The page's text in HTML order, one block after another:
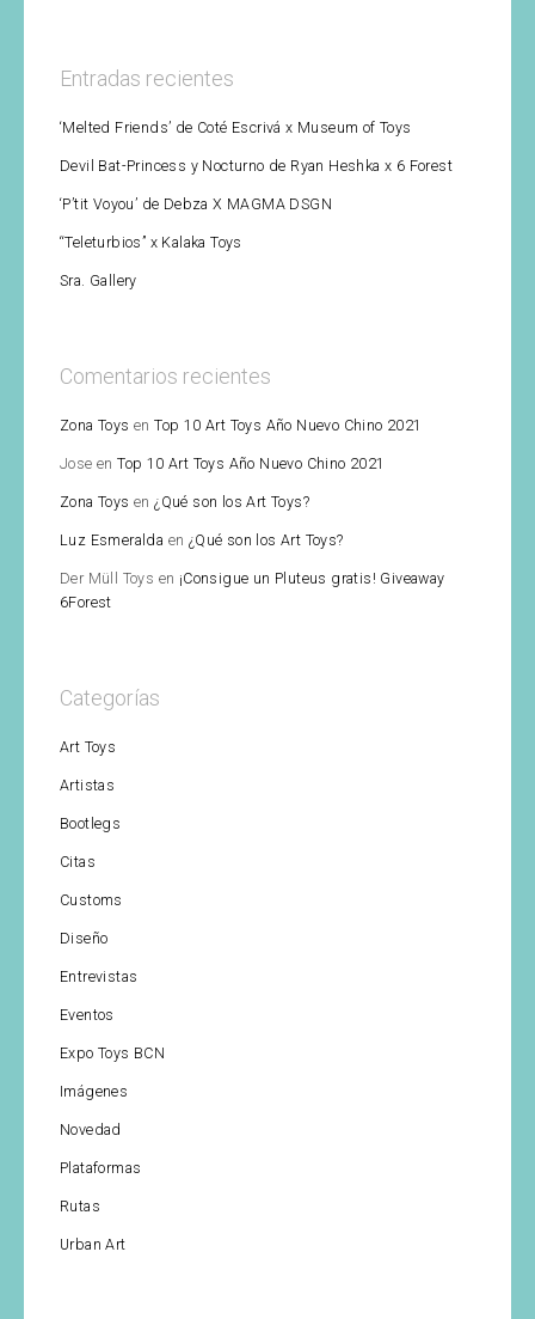
Entradas recientes
‘Melted Friends’ de Coté Escrivá x Museum of Toys
Devil Bat-Princess y Nocturno de Ryan Heshka x 6 Forest
‘P’tit Voyou’ de Debza X MAGMA DSGN
“Teleturbios” x Kalaka Toys
Sra. Gallery
Comentarios recientes
Zona Toys enTop 10 Art Toys Año Nuevo Chino 2021
Jose enTop 10 Art Toys Año Nuevo Chino 2021
Zona Toys en¿Qué son los Art Toys?
Luz Esmeralda en ¿Qué son los Art Toys?
Der Müll Toys en ¡Consigue un Pluteus gratis! Giveaway
6Forest
Categorías
Art Toys
Artistas
Bootlegs
Citas
Customs
Diseño
Entrevistas
Eventos
Expo Toys BCN
Imágenes
Novedad
Plataformas
Rutas
Urban Art